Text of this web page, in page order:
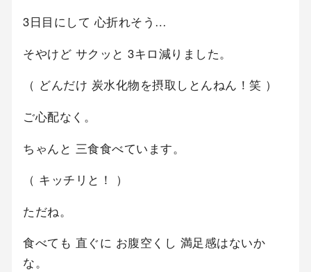
3日目にして 心折れそう…
そやけど サクッと 3キロ減りました。
（ どんだけ 炭水化物を摂取しとんねん！笑 ）
ご心配なく。
ちゃんと 三食食べています。
（ キッチリと！ ）
ただね。
食べても 直ぐに お腹空くし 満足感はないか
な。